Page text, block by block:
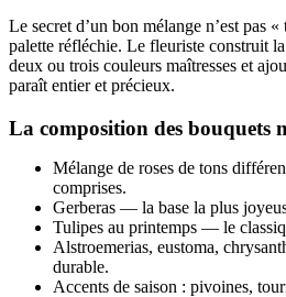
Le secret d’un bon mélange n’est pas
palette réfléchie. Le fleuriste construit
deux ou trois couleurs maîtresses et
paraît entier et précieux.
La composition des bouquets
Mélange de roses de tons
comprises.
Gerberas — la base la plus
Tulipes au printemps — le
Alstroemerias, eustoma,
durable.
Accents de saison : pivoines,